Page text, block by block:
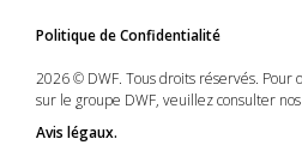
Politique de Confidentialité
2026 © DWF. Tous droits réservés.
sur le groupe DWF, veuillez consulter nos
Avis légaux.